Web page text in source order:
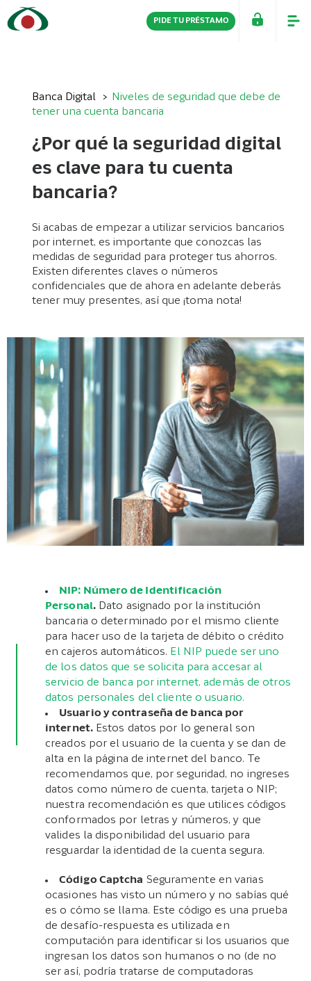
PIDE TU PRÉSTAMO
Banca Digital
Niveles de seguridad que debe de
tener una cuenta bancaria
¿Por qué la seguridad digital
es clave para tu cuenta
bancaria?
Si acabas de empezar a utilizar servicios bancarios
por internet, es importante que conozcas las
medidas de seguridad para proteger tus ahorros.
Existen diferentes claves o números
confidenciales que de ahora en adelante deberás
tener muy presentes, así que ¡toma nota!
NIP: Número de Identificación
Personal.Dato asignado por la institución
bancaria o determinado por el mismo cliente
para hacer uso de la tarjeta de débito o crédito
en cajeros automáticos. El NIP puede ser uno
de los datos que se solicita para accesar al
servicio de banca por internet, además de otros
datos personales del cliente o usuario.
Usuario y contraseña de banca por
internet.Estos datos por lo general son
creados por el usuario de la cuenta y se dan de
alta en la página de internet del banco. Te
recomendamos que, por seguridad, no ingreses
datos como número de cuenta, tarjeta o NIP;
nuestra recomendación es que utilices códigos
conformados por letras y números, y que
valides la disponibilidad del usuario para
resguardar la identidad de la cuenta segura.
Código Captcha Seguramente en varias
ocasiones has visto un número y no sabías qué
es o cómo se llama. Este código es una prueba
de desafío-respuesta es utilizada en
computación para identificar si los usuarios que
ingresan los datos son humanos o no (de no
ser así, podría tratarse de computadoras